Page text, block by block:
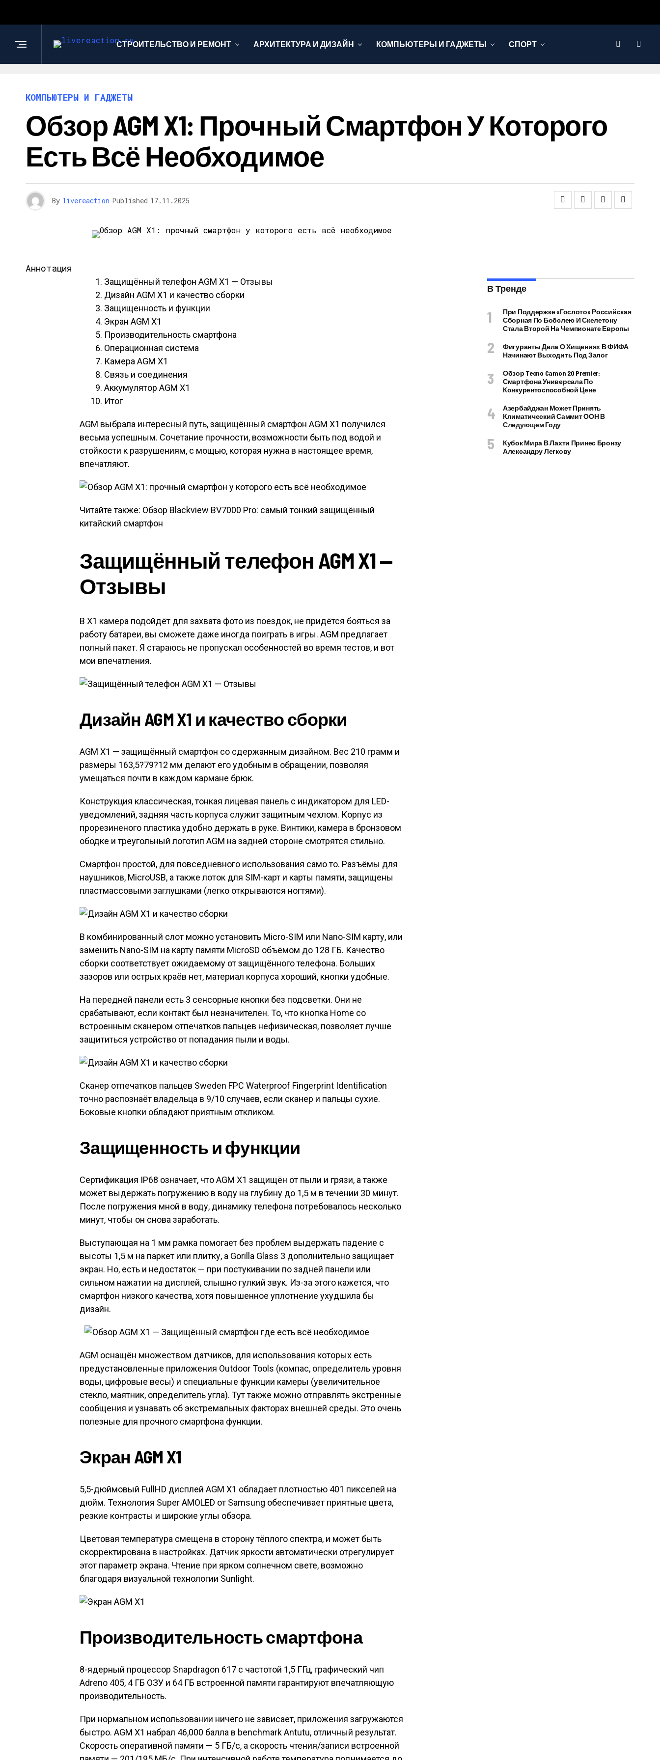
СТРОИТЕЛЬСТВО И РЕМОНТ АРХИТЕКТУРА И ДИЗАЙН КОМПЬЮТЕРЫ И ГАДЖЕТЫ СПОРТ
КОМПЬЮТЕРЫ И ГАДЖЕТЫ
Обзор AGM X1: Прочный Смартфон У Которого
Есть Всё Необходимое
By livereaction Published 17.11.2025
Аннотация
Защищённый телефон AGM X1 — Отзывы
Дизайн AGM X1 и качество сборки
Защищенность и функции
Экран AGM X1
Производительность смартфона
Операционная система
Камера AGM X1
Связь и соединения
Аккумулятор AGM X1
Итог
AGM выбрала интересный путь, защищённый смартфон AGM X1 получился
весьма успешным. Сочетание прочности, возможности быть под водой и
стойкости к разрушениям, с мощью, которая нужна в настоящее время,
впечатляют.
Читайте также: Обзор Blackview BV7000 Pro: самый тонкий защищённый
китайский смартфон
Защищённый телефон AGM X1 —
Отзывы
В X1 камера подойдёт для захвата фото из поездок, не придётся бояться за
работу батареи, вы сможете даже иногда поиграть в игры. AGM предлагает
полный пакет. Я стараюсь не пропускал особенностей во время тестов, и вот
мои впечатления.
Дизайн AGM X1 и качество сборки
AGM X1 — защищённый смартфон со сдержанным дизайном. Вес 210 грамм и
размеры 163,5?79?12 мм делают его удобным в обращении, позволяя
умещаться почти в каждом кармане брюк.
Конструкция классическая, тонкая лицевая панель с индикатором для LED-
уведомлений, задняя часть корпуса служит защитным чехлом. Корпус из
прорезиненого пластика удобно держать в руке. Винтики, камера в бронзовом
ободке и треугольный логотип AGM на задней стороне смотрятся стильно.
Смартфон простой, для повседневного использования само то. Разъёмы для
наушников, MicroUSB, а также лоток для SIM-карт и карты памяти, защищены
пластмассовыми заглушками (легко открываются ногтями).
В комбинированный слот можно установить Micro-SIM или Nano-SIM карту, или
заменить Nano-SIM на карту памяти MicroSD объёмом до 128 ГБ. Качество
сборки соответствует ожидаемому от защищённого телефона. Больших
зазоров или острых краёв нет, материал корпуса хороший, кнопки удобные.
На передней панели есть 3 сенсорные кнопки без подсветки. Они не
срабатывают, если контакт был незначителен. То, что кнопка Home со
встроенным сканером отпечатков пальцев нефизическая, позволяет лучше
защититься устройство от попадания пыли и воды.
Сканер отпечатков пальцев Sweden FPC Waterproof Fingerprint Identification
точно распознаёт владельца в 9/10 случаев, если сканер и пальцы сухие.
Боковые кнопки обладают приятным откликом.
Защищенность и функции
Сертификация IP68 означает, что AGM X1 защищён от пыли и грязи, а также
может выдержать погружению в воду на глубину до 1,5 м в течении 30 минут.
После погружения мной в воду, динамику телефона потребовалось несколько
минут, чтобы он снова заработать.
Выступающая на 1 мм рамка помогает без проблем выдержать падение с
высоты 1,5 м на паркет или плитку, а Gorilla Glass 3 дополнительно защищает
экран. Но, есть и недостаток — при постукивании по задней панели или
сильном нажатии на дисплей, слышно гулкий звук. Из-за этого кажется, что
смартфон низкого качества, хотя повышенное уплотнение ухудшила бы
дизайн.
AGM оснащён множеством датчиков, для использования которых есть
предустановленные приложения Outdoor Tools (компас, определитель уровня
воды, цифровые весы) и специальные функции камеры (увеличительное
стекло, маятник, определитель угла). Тут также можно отправлять экстренные
сообщения и узнавать об экстремальных факторах внешней среды. Это очень
полезные для прочного смартфона функции.
Экран AGM X1
5,5-дюймовый FullHD дисплей AGM X1 обладает плотностью 401 пикселей на
дюйм. Технология Super AMOLED от Samsung обеспечивает приятные цвета,
резкие контрасты и широкие углы обзора.
Цветовая температура смещена в сторону тёплого спектра, и может быть
скорректирована в настройках. Датчик яркости автоматически отрегулирует
этот параметр экрана. Чтение при ярком солнечном свете, возможно
благодаря визуальной технологии Sunlight.
Производительность смартфона
8-ядерный процессор Snapdragon 617 с частотой 1,5 ГГц, графический чип
Adreno 405, 4 ГБ ОЗУ и 64 ГБ встроенной памяти гарантируют впечатляющую
производительность.
При нормальном использовании ничего не зависает, приложения загружаются
быстро. AGM X1 набрал 46,000 балла в benchmark Antutu, отличный результат.
Скорость оперативной памяти — 5 ГБ/с, а скорость чтения/записи встроенной
В Тренде
При Поддержке «Гослото» Российская
Сборная По Бобслею И Скелетону
Стала Второй На Чемпионате Европы
Фигуранты Дела О Хищениях В ФИФА
Начинают Выходить Под Залог
Обзор Tecno Camon 20 Premier:
Смартфона Универсала По
Конкурентоспособной Цене
Азербайджан Может Принять
Климатический Саммит ООН В
Следующем Году
Кубок Мира В Лахти Принес Бронзу
Александру Легкову